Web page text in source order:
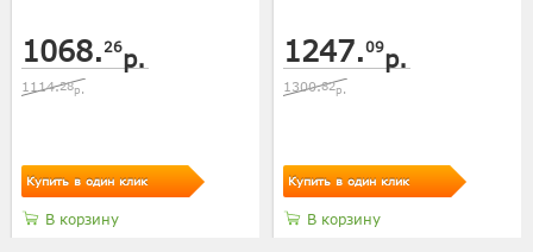
1068. 26р.
1114.28р.
Купить в один клик
В корзину
1247.09р.
1300.82р.
Купить в один клик
В корзину